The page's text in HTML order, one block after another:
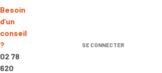
Besoin
d’un
conseil
?
02 78
620
SE CONNECTER